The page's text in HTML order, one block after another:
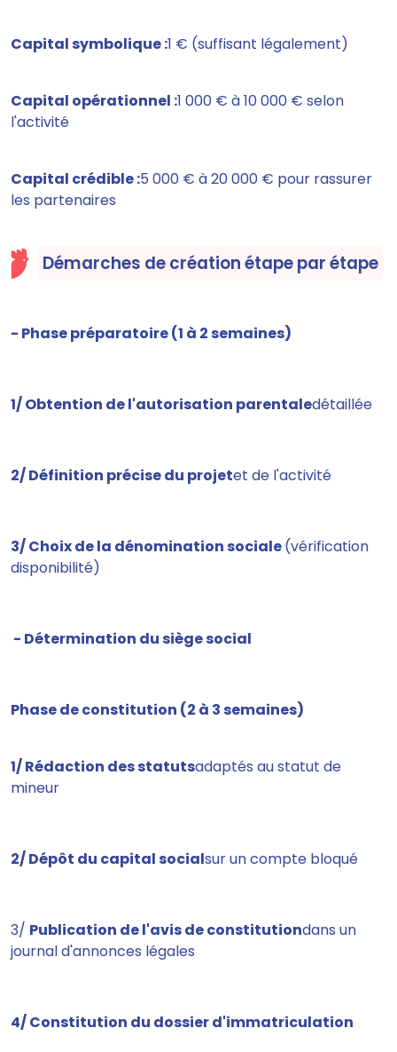
Capital symbolique :1 € (suffisant légalement)
Capital opérationnel :1 000 € à 10 000 € selon
l'activité
Capital crédible :5 000 € à 20 000 € pour rassurer
les partenaires
Démarches de création étape par étape
- Phase préparatoire (1 à 2 semaines)
1/ Obtention de l'autorisation parentaledétaillée
2/ Définition précise du projetet de l'activité
3/ Choix de la dénomination sociale(vérification
disponibilité)
- Détermination du siège social
Phase de constitution (2 à 3 semaines)
1/ Rédaction des statutsadaptés au statut de
mineur
2/ Dépôt du capital socialsur un compte bloqué
3/ Publication de l'avis de constitutiondans un
journal d'annonces légales
4/ Constitution du dossier d'immatriculation